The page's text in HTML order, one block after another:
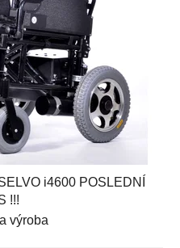
i4600 POSLEDNÍ
!!!
výroba